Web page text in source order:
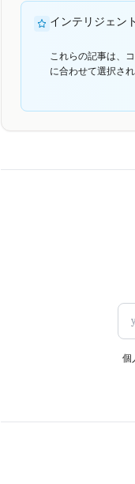
インテリジェン
これらの記事は、
に合わせて選択され
個